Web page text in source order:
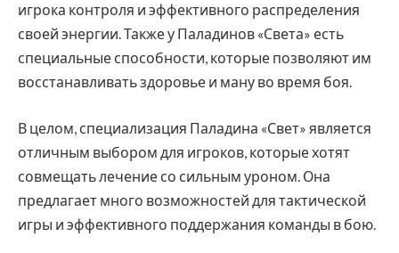
игрока контроля и эффективного распределения
своей энергии. Также у Паладинов «Света» есть
специальные способности, которые позволяют им
восстанавливать здоровье и ману во время боя.
В целом, специализация Паладина «Свет» является
отличным выбором для игроков, которые хотят
совмещать лечение со сильным уроном. Она
предлагает много возможностей для тактической
игры и эффективного поддержания команды в бою.